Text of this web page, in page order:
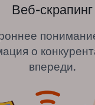
Веб-скрапинг
о
впереди.